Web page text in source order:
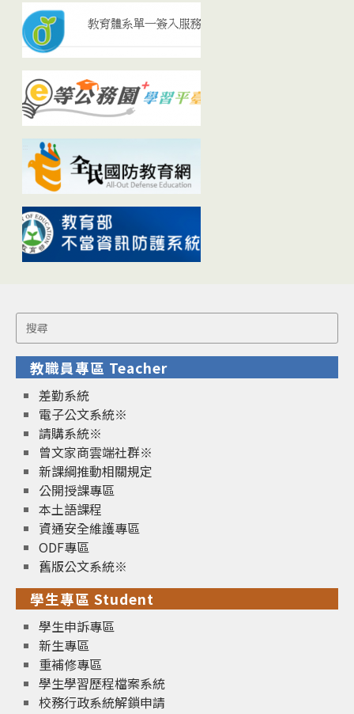
Search
for:
教職員專區 Teacher
差勤系統
電子公文系統※
請購系統※
曾文家商雲端社群※
新課綱推動相關規定
公開授課專區
本土語課程
資通安全維護專區
ODF專區
舊版公文系統※
學生專區 Student
學生申訴專區
新生專區
重補修專區
學生學習歷程檔案系統
校務行政系統解鎖申請